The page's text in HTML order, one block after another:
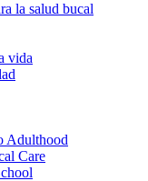
la salud bucal
vida
Adulthood
Care